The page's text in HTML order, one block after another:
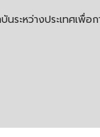
ะหว่างประเทศเพื่อ